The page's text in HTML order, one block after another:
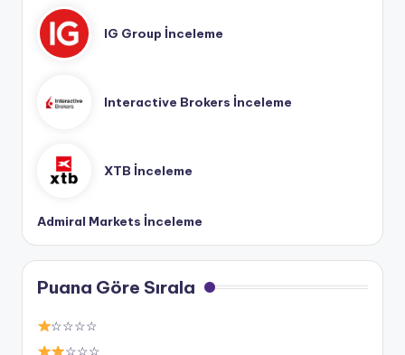
IG Group İnceleme
Interactive Brokers İnceleme
XTB İnceleme
Admiral Markets İnceleme
Puana Göre Sırala
☆☆☆☆
☆☆☆